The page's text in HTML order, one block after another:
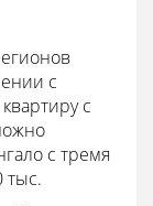
с
с
с тремя
тыс.